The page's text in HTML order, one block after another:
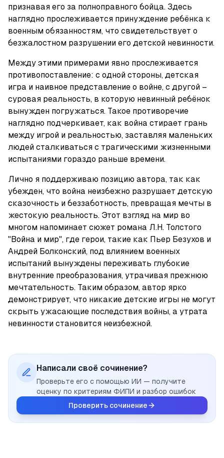
признавая его за полноправного бойца. Здесь
наглядно прослеживается принуждение ребёнка к
военным обязанностям, что свидетельствует о
безжалостном разрушении его детской невинности.
Между этими примерами явно прослеживается
противопоставление: с одной стороны, детская
игра и наивное представление о войне, с другой –
суровая реальность, в которую невинный ребёнок
вынужден погружаться. Такое противоречие
наглядно подчеркивает, как война стирает грань
между игрой и реальностью, заставляя маленьких
людей сталкиваться с трагическими жизненными
испытаниями гораздо раньше времени.
Лично я поддерживаю позицию автора, так как
убежден, что война неизбежно разрушает детскую
сказочность и беззаботность, превращая мечты в
жестокую реальность. Этот взгляд на мир во
многом напоминает сюжет романа Л.Н. Толстого
"Война и мир", где герои, такие как Пьер Безухов и
Андрей Болконский, под влиянием военных
испытаний вынуждены переживать глубокие
внутренние преобразования, утрачивая прежнюю
мечтательность. Таким образом, автор ярко
демонстрирует, что никакие детские игры не могут
скрыть ужасающие последствия войны, а утрата
невинности становится неизбежной.
Написали своё сочинение?
Проверьте его с помощью ИИ — получите
оценку по критериям ФИПИ и разбор ошибок
Проверить сочинение